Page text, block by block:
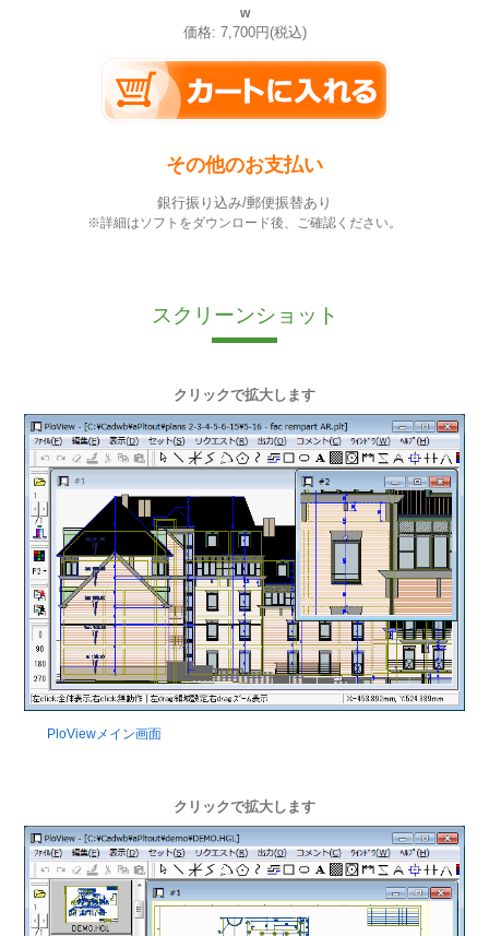
w
価格: 7,700円(税込)
その他のお支払い
銀行振り込み/郵便振替あり
※詳細はソフトをダウンロード後、ご確認ください。
スクリーンショット
クリックで拡大します
PloViewメイン画面
クリックで拡大します